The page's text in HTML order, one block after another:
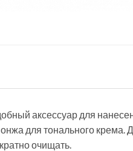
аксессуар для
для тонального крема.
очищать.